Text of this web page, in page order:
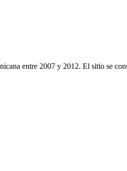
entre 2007 y 2012. El sitio se